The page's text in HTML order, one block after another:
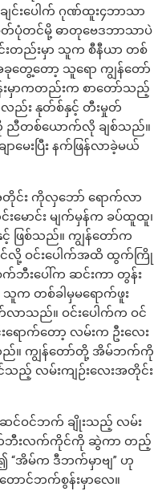
းပေါက် ဂုဏ်ထူး၄ဘာသာ
မှတ်ပုံတင်မို့ ဓာတုဗေဒဘာသာပဲ
းတည်းမှာ သူက စီနီယာ တစ်
ခုတွေ့တော့ သူရော ကျွန်တော်
မှာကတည်းက စာတော်သည့်
လည်း နုတ်စ်နှင့် တီးမှုတ်
ညီတစ်ယောက်လို ချစ်သည်။
ေးပြီး နက်ဖြန်လာခဲ့မယ်
တိုင်း ကိုလှဘော် ရောက်လာ
မောင်း မျက်မှန်က ခပ်ထူထူ၊
ဖြစ်သည်။ ကျွန်တော်က
င်လို့ ဝင်းပေါက်အထိ ထွက်ကြို
ဘီးပေါ်က ဆင်းကာ တွန်း
က တစ်ခါမှမရောက်ဖူး
သည်။ ဝင်းပေါက်က ဝင်
ရောက်တော့ လမ်းက ဦးလေး
။ ကျွန်တော်တို့ အိမ်ဘက်ကို
ည့် လမ်းကျဉ်းလေးအတိုင်း
င်ဝင်ဘက် ချိုးသည့် လမ်း
က်ဘီးလက်ကိုင်ကို ဆွဲကာ တည့်
“အိမ်က ဒီဘက်မှာဗျ” ဟု
ောင်ဘက်စွန်းမှာလေ။